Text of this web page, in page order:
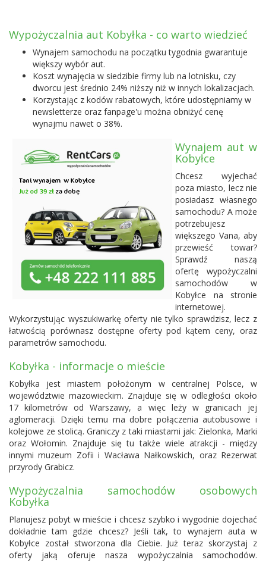
Wypożyczalnia aut Kobyłka - co warto wiedzieć
Wynajem samochodu na początku tygodnia gwarantuje
większy wybór aut.
Koszt wynajęcia w siedzibie firmy lub na lotnisku, czy
dworcu jest średnio 24% niższy niż w innych lokalizacjach.
Korzystając z kodów rabatowych, które udostępniamy w
newsletterze oraz fanpage'u można obniżyć cenę
wynajmu nawet o 38%.
Wynajem aut w
Kobyłce
Chcesz wyjechać
poza miasto, lecz nie
posiadasz własnego
samochodu? A może
potrzebujesz
większego Vana, aby
przewieść towar?
Sprawdź naszą
ofertę wypożyczalni
samochodów w
Kobyłce na stronie
internetowej.
Wykorzystując wyszukiwarkę oferty nie tylko sprawdzisz, lecz z
łatwością porównasz dostępne oferty pod kątem ceny, oraz
parametrów samochodu.
Kobyłka - informacje o mieście
Kobyłka jest miastem położonym w centralnej Polsce, w
województwie mazowieckim. Znajduje się w odległości około
17 kilometrów od Warszawy, a więc leży w granicach jej
aglomeracji. Dzięki temu ma dobre połączenia autobusowe i
kolejowe ze stolicą. Graniczy z taki miastami jak: Zielonka, Marki
oraz Wołomin. Znajduje się tu także wiele atrakcji - między
innymi muzeum Zofii i Wacława Nałkowskich, oraz Rezerwat
przyrody Grabicz.
Wypożyczalnia samochodów osobowych
Kobyłka
Planujesz pobyt w mieście i chcesz szybko i wygodnie dojechać
dokładnie tam gdzie chcesz? Jeśli tak, to wynajem auta w
Kobyłce został stworzona dla Ciebie. Już teraz skorzystaj z
oferty jaką oferuje nasza wypożyczalnia samochodów.